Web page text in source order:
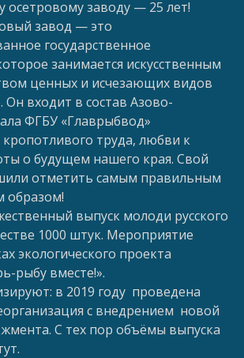
осетровому заводу — 25 лет!
завод — это
государственное
занимается искусственным
ценных и исчезающих видов
Он входит в состав Азово-
ФГБУ «Главрыбвод»
труда, любви к
о будущем нашего края. Свой
отметить самым правильным
образом!
выпуск молоди русского
1000 штук. Мероприятие
экологического проекта
рыбу вместе!».
в 2019 году проведена
с внедрением новой
С тех пор объёмы выпуска